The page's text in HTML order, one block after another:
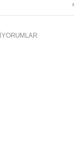
YORUMLAR